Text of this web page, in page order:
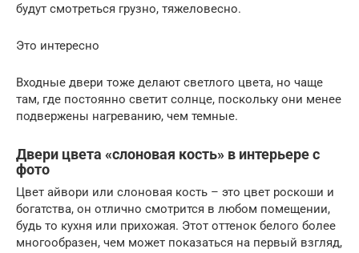
будут смотреться грузно, тяжеловесно.
Это интересно
Входные двери тоже делают светлого цвета, но чаще
там, где постоянно светит солнце, поскольку они менее
подвержены нагреванию, чем темные.
Двери цвета «слоновая кость» в интерьере с
фото
Цвет айвори или слоновая кость – это цвет роскоши и
богатства, он отлично смотрится в любом помещении,
будь то кухня или прихожая. Этот оттенок белого более
многообразен, чем может показаться на первый взгляд,